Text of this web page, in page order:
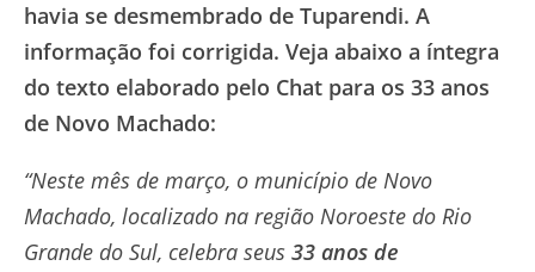
havia se desmembrado de Tuparendi. A
informação foi corrigida. Veja abaixo a íntegra
do texto elaborado pelo Chat para os 33 anos
de Novo Machado:
“Neste mês de março, o município de Novo
Machado, localizado na região Noroeste do Rio
Grande do Sul, celebra seus 33 anos de